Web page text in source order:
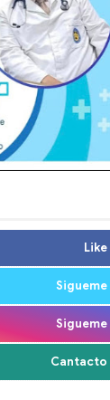
Like
Sigueme
Sigueme
Cantacto